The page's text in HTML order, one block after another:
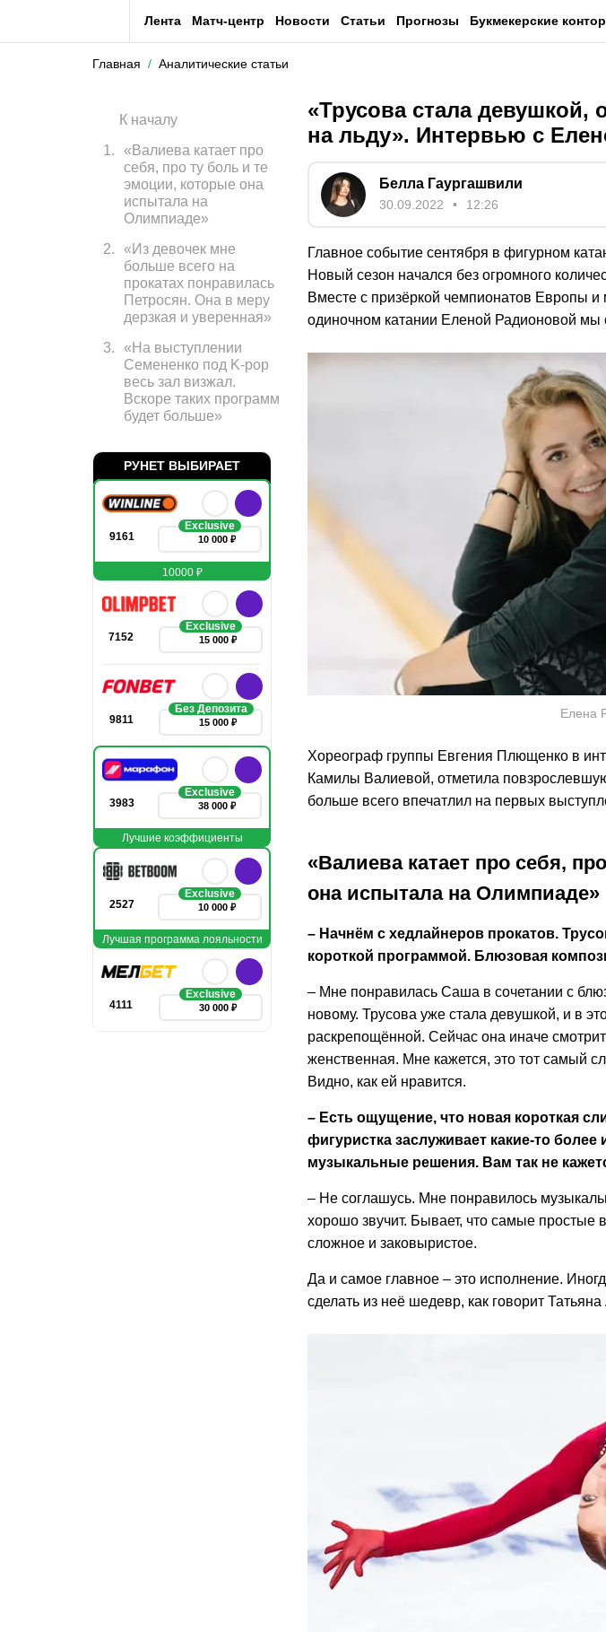
Лента Матч-центр Новости Статьи Прогнозы Букмекерские
Главная Аналитические статьи
«Трусова стала девушкой,
на льду». Интервью с
Белла Гаургашвили
30.09.2022 12:26
Главное событие сентября в фигурном
Новый сезон начался без огромного
Вместе с призёркой чемпионатов Европы
одиночном катании Еленой Радионовой мы
Елена
Хореограф группы Евгения Плющенко в
Камилы Валиевой, отметила
больше всего впечатлил на первых
«Валиева катает про себя,
она испытала на Олимпиаде»
– Начнём с хедлайнеров прокатов.
короткой программой. Блюзовая
– Мне понравилась Саша в сочетании с
новому. Трусова уже стала девушкой, и в
раскрепощённой. Сейчас она иначе
женственная. Мне кажется, это тот самый
Видно, как ей нравится.
– Есть ощущение, что новая короткая
фигуристка заслуживает какие-то
музыкальные решения. Вам так не
– Не соглашусь. Мне понравилось
хорошо звучит. Бывает, что самые простые
сложное и заковыристое.
Да и самое главное – это исполнение.
сделать из неё шедевр, как говорит
К началу
1 .
«Валиева катает про
себя, про ту боль и те
эмоции, которые она
испытала на
Олимпиаде»
2.
«Из девочек мне
больше всего на
прокатах понравилась
Петросян. Она в меру
дерзкая и уверенная»
3.
«На выступлении
Семененко под K-pop
весь зал визжал.
Вскоре таких программ
будет больше»
РУНЕТ ВЫБИРАЕТ
9161
Exclusive
10 000 ₽
10000 ₽
7152
Exclusive
15 000 ₽
9811
Без Депозита
15 000 ₽
3983
Exclusive
38 000 ₽
Лучшие коэффициенты
2527
Exclusive
10 000 ₽
Лучшая программа лояльности
4111
Exclusive
30 000 ₽